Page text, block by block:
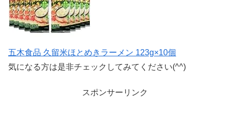
五木食品 久留米ほとめきラーメン 123g×10個
気になる方は是非チェックしてみてください(^^)
スポンサーリンク